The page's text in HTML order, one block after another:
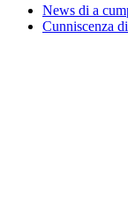
News di a
Cunniscenza